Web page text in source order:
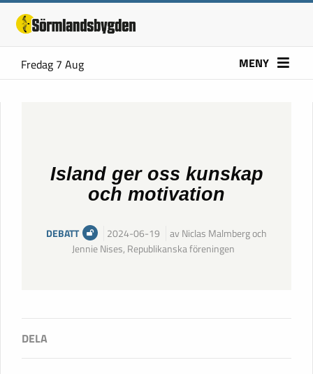
Fredag 7 Aug MENY
Island ger oss kunskap
och motivation
DEBATT 2024-06-19
av Niclas Malmberg och
Jennie Nises, Republikanska föreningen